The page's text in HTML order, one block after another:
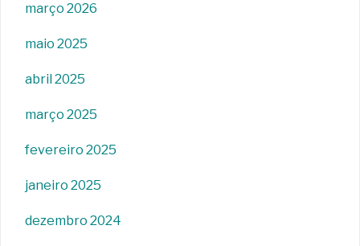
março 2026
maio 2025
abril 2025
março 2025
fevereiro 2025
janeiro 2025
dezembro 2024